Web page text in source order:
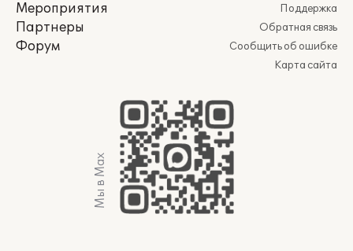
Мероприятия
Партнеры
Форум
Поддержка
Обратная связь
Сообщить об ошибке
Карта сайта
Мы в Max